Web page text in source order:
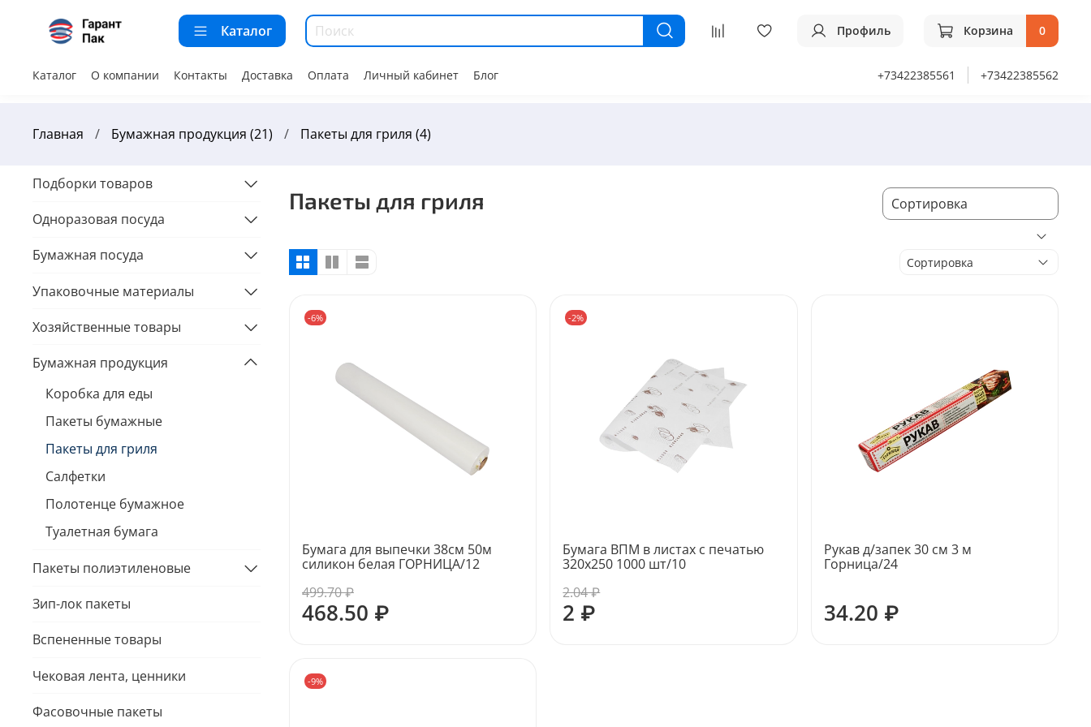
Каталог Профиль Корзина 0
Каталог О компании Контакты Доставка Оплата Личный кабинет Блог +73422385561 +73422385562
Главная Бумажная продукция (21) Пакеты для гриля (4)
Пакеты для гриля
-6%
Бумага для выпечки 38см 50м
силикон белая ГОРНИЦА/12
499.70 ₽
468.50 ₽
-2%
Бумага ВПМ в листах с печатью
320х250 1000 шт/10
2.04 ₽
2 ₽
Рукав д/запек 30 см 3 м
Горница/24
34.20 ₽
-9%
Подборки товаров
Одноразовая посуда
Бумажная посуда
Упаковочные материалы
Хозяйственные товары
Бумажная продукция
Коробка для еды
Пакеты бумажные
Пакеты для гриля
Салфетки
Полотенце бумажное
Туалетная бумага
Пакеты полиэтиленовые
Зип-лок пакеты
Вспененные товары
Чековая лента, ценники
Фасовочные пакеты